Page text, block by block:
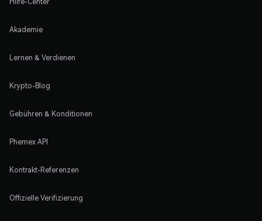
Akademie
Lernen & Verdienen
Krypto-Blog
Gebühren & Konditionen
Phemex API
Kontrakt-Referenzen
Offizielle Verifizierung